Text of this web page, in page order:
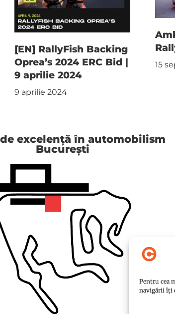
Pentru cea
navigării îți
[EN] RallyFish Backing
Oprea’s 2024 ERC Bid |
9 aprilie 2024
9 aprilie 2024
15
excelență în automobilism
București